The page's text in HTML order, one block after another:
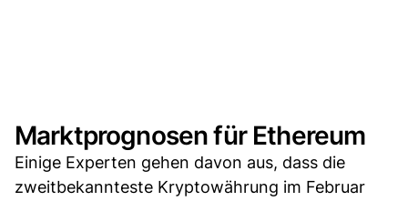
Marktprognosen für Ethereum
Einige Experten gehen davon aus, dass die
zweitbekannteste Kryptowährung im Februar